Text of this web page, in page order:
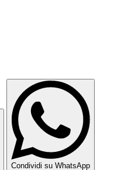
Condividi su WhatsApp